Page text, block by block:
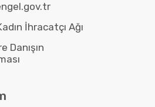
İhracatçı Ağı
Danışın